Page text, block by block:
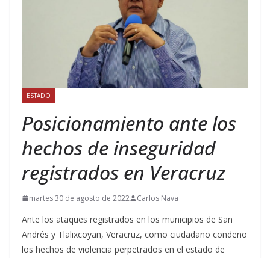
ESTADO
Posicionamiento ante los
hechos de inseguridad
registrados en Veracruz
martes 30 de agosto de 2022 Carlos Nava
Ante los ataques registrados en los municipios de San
Andrés y Tlalixcoyan, Veracruz, como ciudadano condeno
los hechos de violencia perpetrados en el estado de